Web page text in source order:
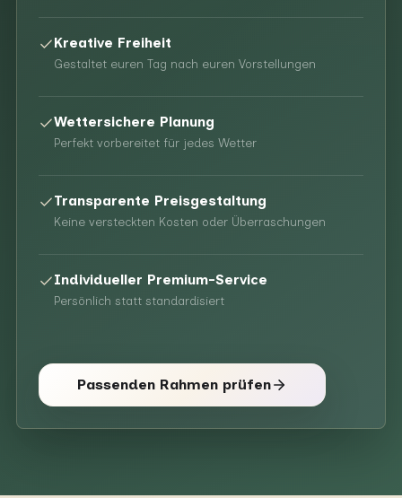
Kreative Freiheit
Gestaltet euren Tag nach euren Vorstellungen
Wettersichere Planung
Perfekt vorbereitet für jedes Wetter
Transparente Preisgestaltung
Keine versteckten Kosten oder Überraschungen
Individueller Premium-Service
Persönlich statt standardisiert
Passenden Rahmen prüfen